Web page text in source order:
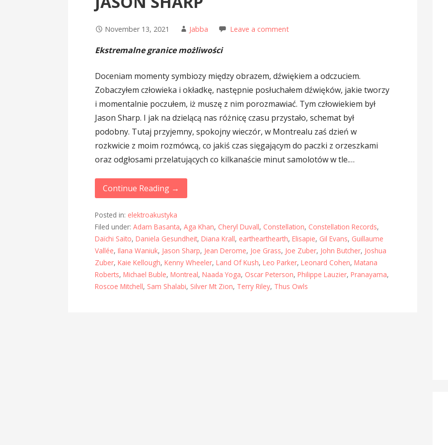
November 13, 2021 Jabba Leave a comment
Ekstremalne granice możliwości
Doceniam momenty symbiozy między obrazem, dźwiękiem a odczuciem.
Zobaczyłem człowieka i okładkę, następnie posłuchałem dźwięków, jakie tworzy
i momentalnie poczułem, iż muszę z nim porozmawiać. Tym człowiekiem był
Jason Sharp. I jak na dzielącą nas różnicę czasu przystało, schemat był
podobny. Tutaj przyjemny, spokojny wieczór, w Montrealu zaś dzień w
rozkwicie z moim rozmówcą, co jakiś czas sięgającym do paczki z orzeszkami
oraz odgłosami przelatujących co kilkanaście minut samolotów w tle.…
Continue Reading →
Posted in: elektroakustyka
Filed under:Adam Basanta,Aga Khan, Cheryl Duvall, Constellation, Constellation Records,
Daïchi Saïto,Daniela Gesundheit,Diana Krall, earthearthearth,Elisapie, Gil Evans, Guillaume
Vallée,Ilana Waniuk, Jason Sharp, Jean Derome, Joe Grass, Joe Zuber, John Butcher, Joshua
Zuber,Kaie Kellough,Kenny Wheeler,Land Of Kush,Leo Parker,Leonard Cohen,Matana
Roberts,Michael Buble,Montreal,Naada Yoga, Oscar Peterson,Philippe Lauzier,Pranayama,
Roscoe Mitchell, Sam Shalabi, Silver Mt Zion, Terry Riley, Thus Owls